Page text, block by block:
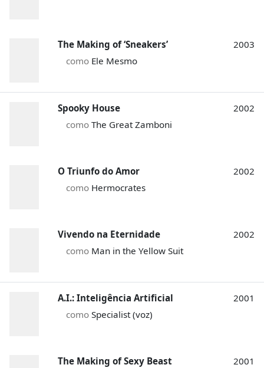
The Making of ‘Sneakers’
como Ele Mesmo
2003
Spooky House
como The Great Zamboni
2002
O Triunfo do Amor
como Hermocrates
2002
Vivendo na Eternidade
como Man in the Yellow Suit
2002
A.I.: Inteligência Artificial
como Specialist (voz)
2001
The Making of Sexy Beast
2001